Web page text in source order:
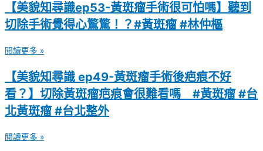
【美貌知尋識ep53-黃斑瘤手術很可怕嗎】聽到
切除手術覺得心驚驚！？#黃斑瘤 #林仲樞
閱讀更多 »
【美貌知尋識 ep49-黃斑瘤手術後疤痕不好
看？】切除黃斑瘤疤痕會很難看嗎 #黃斑瘤 #台
北黃斑瘤 #台北整外
閱讀更多 »